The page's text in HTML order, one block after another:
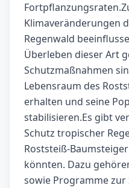
Klimaveränderungen
Regenwald
Überleben dieser Art
Schutzmaßnahmen
Lebensraum des
erhalten und seine
stabilisieren.Es gibt
Schutz tropischer
Roststeiß-
könnten. Dazu
sowie Programme